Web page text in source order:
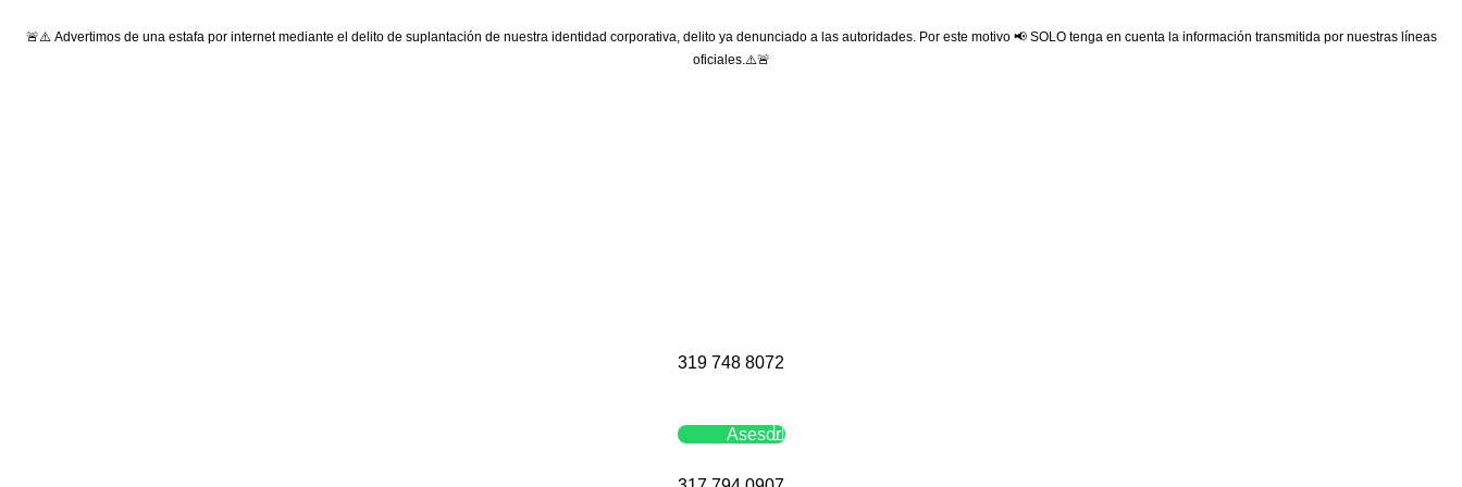
🚨⚠️ Advertimos de una estafa por internet mediante el delito de suplantación de nuestra identidad corporativa, delito ya denunciado a las autoridades. Por este motivo 📢 SOLO tenga en cuenta la información transmitida por nuestras líneas
oficiales.⚠️🚨
319 748 8072
Asesor